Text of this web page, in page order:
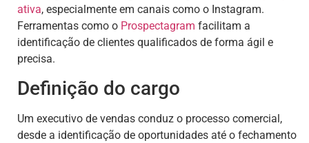
ativa, especialmente em canais como o Instagram.
Ferramentas como o Prospectagram facilitam a
identificação de clientes qualificados de forma ágil e
precisa.
Definição do cargo
Um executivo de vendas conduz o processo comercial,
desde a identificação de oportunidades até o fechamento